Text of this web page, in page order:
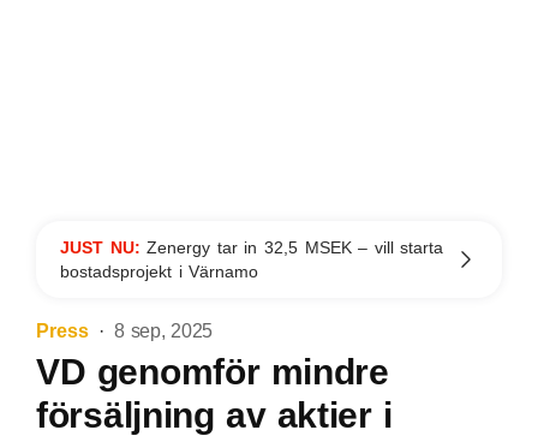
JUST NU:Zenergy tar in 32,5 MSEK – vill starta
bostadsprojekt i Värnamo
Press 8 sep, 2025
VD genomför mindre
försäljning av aktier i